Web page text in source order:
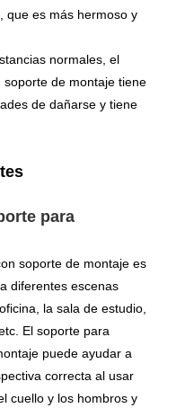
que es más hermoso y
normales, el
de montaje tiene
de dañarse y tiene
para
soporte de montaje es
diferentes escenas
la sala de estudio,
El soporte para
puede ayudar a
correcta al usar
cuello y los hombros y